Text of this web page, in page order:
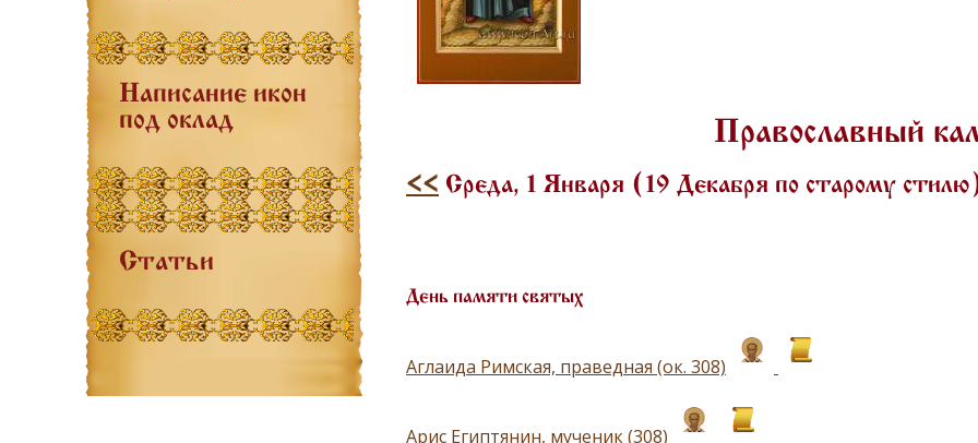
Написание икон
под оклад
Статьи
Православный
<< Среда, 1 Января (19 Декабря по старому
День памяти святых
Аглаида Римская, праведная (ок. 308)
Арис Египтянин, мученик (308)